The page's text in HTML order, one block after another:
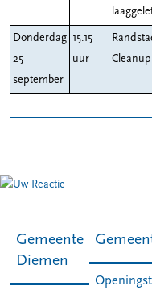
Donderdag
25
september
15.15
uur
Cleanup
Gemeente
Diemen